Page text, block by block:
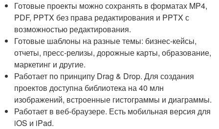
Готовые проекты можно сохранять в форматах MP4,
PDF, PPTX без права редактирования и PPTX с
возможностью редактирования.
Готовые шаблоны на разные темы: бизнес-кейсы,
отчеты, пресс-релизы, дорожные карты, образование,
маркетинг и другие.
Работает по принципу Drag & Drop. Для создания
проектов доступна библиотека на 40 млн
изображений, встроенные гистограммы и диаграммы.
Работает в веб-браузере. Есть мобильная версия для
iOS и iPad.